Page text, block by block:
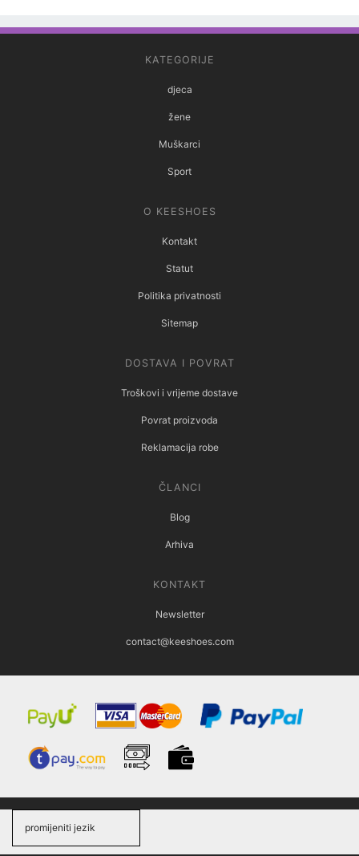
KATEGORIJE
djeca
žene
Muškarci
Sport
O KEESHOES
Kontakt
Statut
Politika privatnosti
Sitemap
DOSTAVA I POVRAT
Troškovi i vrijeme dostave
Povrat proizvoda
Reklamacija robe
ČLANCI
Blog
Arhiva
KONTAKT
Newsletter
contact@keeshoes.com
promijeniti jezik